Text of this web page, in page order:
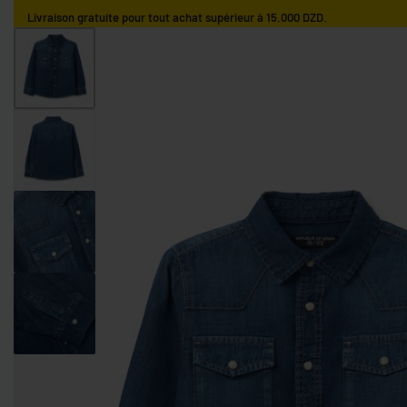
Livraison gratuite pour tout achat supérieur à 15.000 DZD.
ACCUEIL
GARÇONS 0-9 MOIS GARÇONS 9-36 MOIS GARÇONS 3-10 ANS
FILLES 0-9 MOIS FILLES 9-36 MOIS